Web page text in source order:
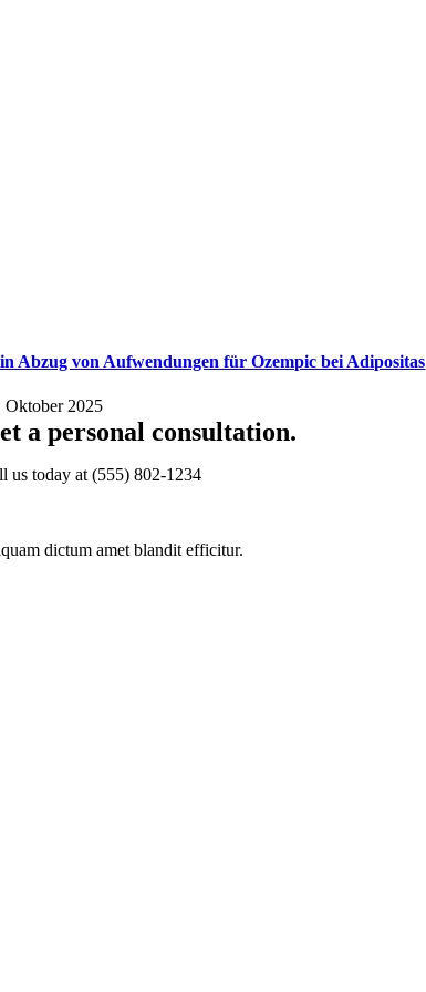
Abzug von Aufwendungen für Ozempic bei Adipositas
Oktober 2025
a personal consultation.
us today at(555) 802-1234
dictum amet blandit efficitur.